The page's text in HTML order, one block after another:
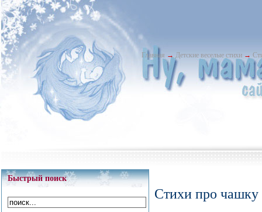
Главная → Детские веселые стихи →
Быстрый поиск
Стихи про чашку